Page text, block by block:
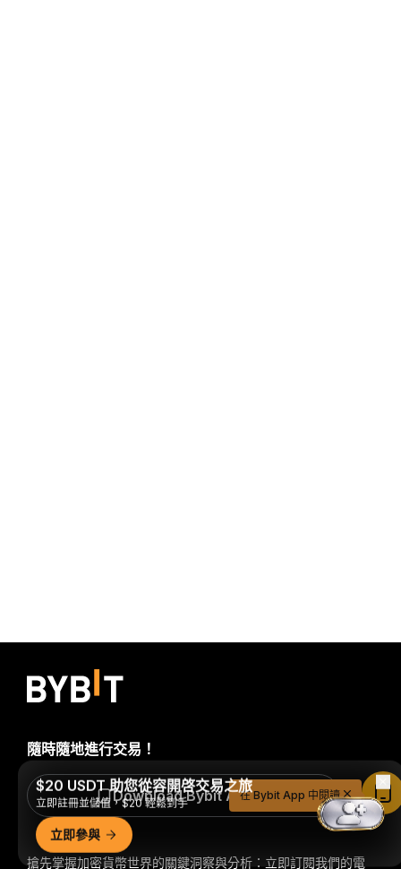
搶先掌握加密貨幣世界的關鍵洞察與分析：立即訂閱我們的電
隨時隨地進行交易！
Download Bybit App
$20 USDT 助您從容開啓交易之旅
立即註冊並儲值，$20 輕鬆到手
立即參與
在 Bybit App 中閱讀